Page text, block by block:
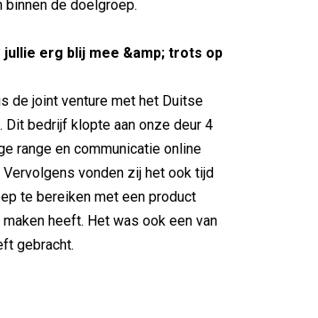
de doelgroep.
erg blij mee &amp; trots op
de joint venture met het Duitse
Dit bedrijf klopte aan onze deur 4
range en communicatie online
vonden zij het ook tijd
te bereiken met een product
heeft. Het was ook een van
gebracht.